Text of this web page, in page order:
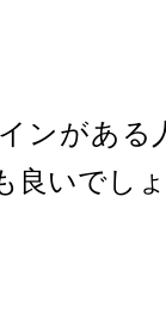
ンがある
良いでし